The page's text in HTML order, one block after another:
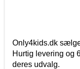
Only4kids.dk
Hurtig levering og
deres udvalg.